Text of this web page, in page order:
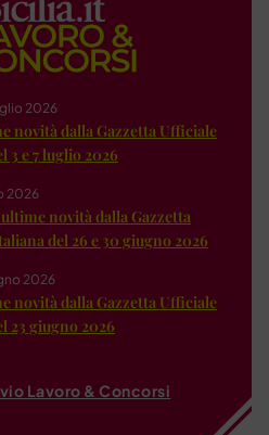
2026
novità dalla Gazzetta Ufficiale
3 e 7 luglio 2026
2026
novità dalla Gazzetta
del 26 e 30 giugno 2026
2026
novità dalla Gazzetta Ufficiale
23 giugno 2026
Lavoro & Concorsi